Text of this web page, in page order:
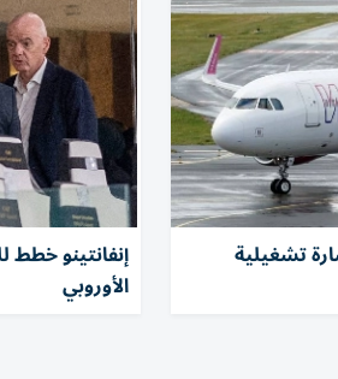
تشغيلية إنفانتينو
الأوروبي